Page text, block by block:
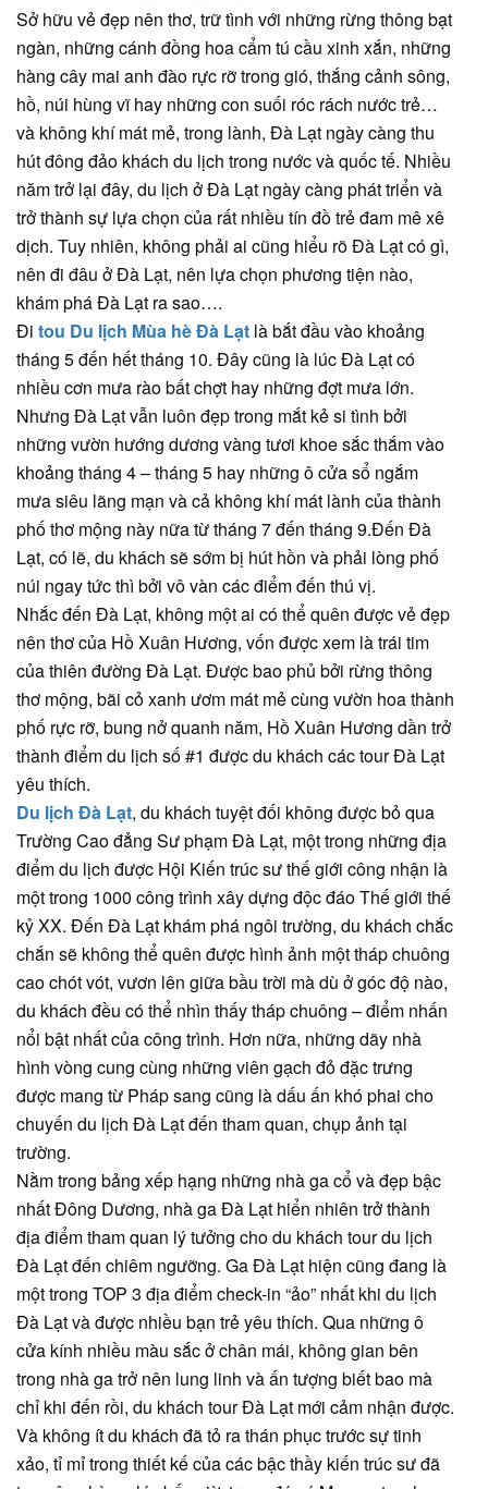
Sở hữu vẻ đẹp nên thơ, trữ tình với những rừng thông bạt
ngàn, những cánh đồng hoa cẩm tú cầu xinh xắn, những
hàng cây mai anh đào rực rỡ trong gió, thắng cảnh sông,
hồ, núi hùng vĩ hay những con suối róc rách nước trẻ…
và không khí mát mẻ, trong lành, Đà Lạt ngày càng thu
hút đông đảo khách du lịch trong nước và quốc tế. Nhiều
năm trở lại đây, du lịch ở Đà Lạt ngày càng phát triển và
trở thành sự lựa chọn của rất nhiều tín đồ trẻ đam mê xê
dịch. Tuy nhiên, không phải ai cũng hiểu rõ Đà Lạt có gì,
nên đi đâu ở Đà Lạt, nên lựa chọn phương tiện nào,
khám phá Đà Lạt ra sao….
Đi tou Du lịch Mùa hè Đà Lạt là bắt đầu vào khoảng
tháng 5 đến hết tháng 10. Đây cũng là lúc Đà Lạt có
nhiều cơn mưa rào bất chợt hay những đợt mưa lớn.
Nhưng Đà Lạt vẫn luôn đẹp trong mắt kẻ si tình bởi
những vườn hướng dương vàng tươi khoe sắc thắm vào
khoảng tháng 4 – tháng 5 hay những ô cửa sổ ngắm
mưa siêu lãng mạn và cả không khí mát lành của thành
phố thơ mộng này nữa từ tháng 7 đến tháng 9.Đến Đà
Lạt, có lẽ, du khách sẽ sớm bị hút hồn và phải lòng phố
núi ngay tức thì bởi vô vàn các điểm đến thú vị.
Nhắc đến Đà Lạt, không một ai có thể quên được vẻ đẹp
nên thơ của Hồ Xuân Hương, vốn được xem là trái tim
của thiên đường Đà Lạt. Được bao phủ bởi rừng thông
thơ mộng, bãi cỏ xanh ươm mát mẻ cùng vườn hoa thành
phố rực rỡ, bung nở quanh năm, Hồ Xuân Hương dần trở
thành điểm du lịch số #1 được du khách các tour Đà Lạt
yêu thích.
Du lịch Đà Lạt, du khách tuyệt đối không được bỏ qua
Trường Cao đẳng Sư phạm Đà Lạt, một trong những địa
điểm du lịch được Hội Kiến trúc sư thế giới công nhận là
một trong 1000 công trình xây dựng độc đáo Thế giới thế
kỷ XX. Đến Đà Lạt khám phá ngôi trường, du khách chắc
chắn sẽ không thể quên được hình ảnh một tháp chuông
cao chót vót, vươn lên giữa bầu trời mà dù ở góc độ nào,
du khách đều có thể nhìn thấy tháp chuông – điểm nhấn
nổi bật nhất của công trình. Hơn nữa, những dãy nhà
hình vòng cung cùng những viên gạch đỏ đặc trưng
được mang từ Pháp sang cũng là dấu ấn khó phai cho
chuyến du lịch Đà Lạt đến tham quan, chụp ảnh tại
trường.
Nằm trong bảng xếp hạng những nhà ga cổ và đẹp bậc
nhất Đông Dương, nhà ga Đà Lạt hiển nhiên trở thành
địa điểm tham quan lý tưởng cho du khách tour du lịch
Đà Lạt đến chiêm ngưỡng. Ga Đà Lạt hiện cũng đang là
một trong TOP 3 địa điểm check-in “ảo” nhất khi du lịch
Đà Lạt và được nhiều bạn trẻ yêu thích. Qua những ô
cửa kính nhiều màu sắc ở chân mái, không gian bên
trong nhà ga trở nên lung linh và ấn tượng biết bao mà
chỉ khi đến rồi, du khách tour Đà Lạt mới cảm nhận được.
Và không ít du khách đã tỏ ra thán phục trước sự tinh
xảo, tỉ mỉ trong thiết kế của các bậc thầy kiến trúc sư đã